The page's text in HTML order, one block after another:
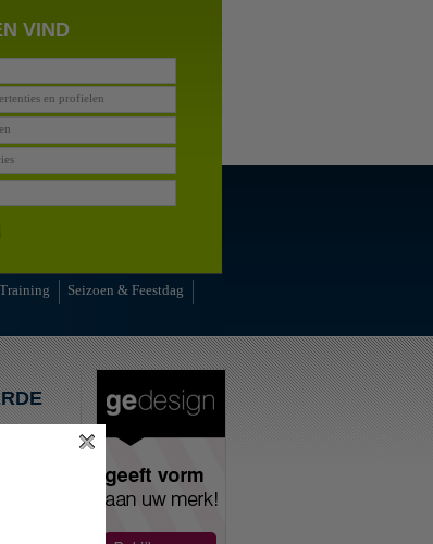
VIND
en profielen
Seizoen & Feestdag